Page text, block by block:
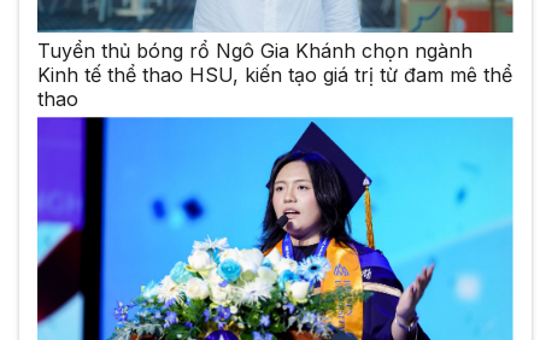
Tuyển thủ bóng rổ Ngô Gia Khánh chọn ngành
Kinh tế thể thao HSU, kiến tạo giá trị từ đam mê thể
thao